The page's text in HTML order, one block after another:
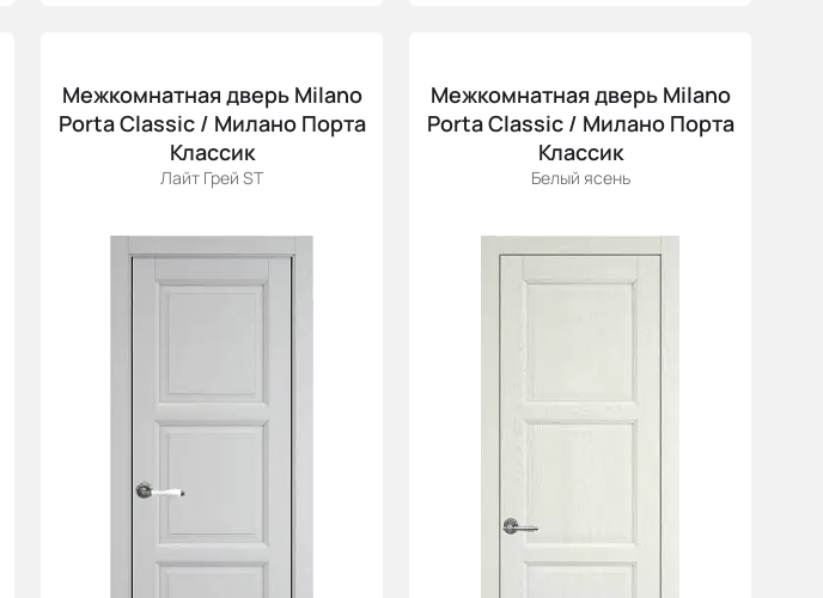
Межкомнатная дверь Milano
Porta Classic / Милано Порта
Классик
Лайт Грей ST
Межкомнатная дверь Milano
Porta Classic / Милано Порта
Классик
Белый ясень